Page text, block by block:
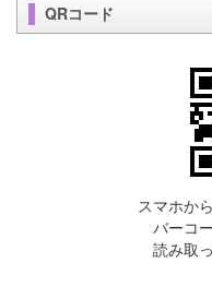
QRコード
スマホか
バーコ
読み取